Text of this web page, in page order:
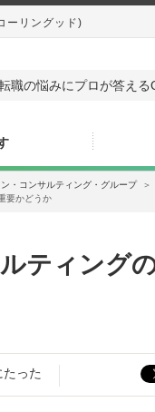
ーリングッド)
職の悩みにプロが答える
・コンサルティング・グループ ＞
要かどうか
ティング
たった